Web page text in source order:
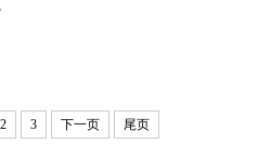
2 3 下一页 尾页